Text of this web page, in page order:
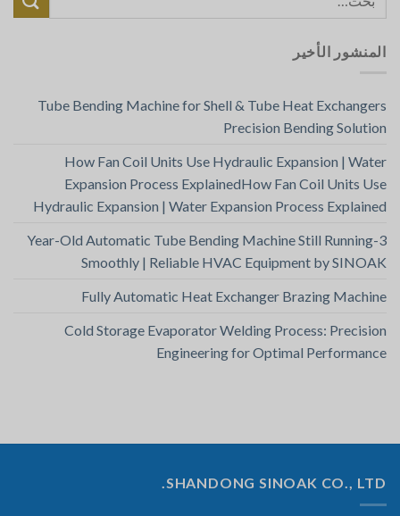
المنشور الأخير
Tube Bending Machine for Shell & Tube Heat Exchangers
Precision Bending Solution
How Fan Coil Units Use Hydraulic Expansion | Water
Expansion Process ExplainedHow Fan Coil Units Use
Hydraulic Expansion | Water Expansion Process Explained
3-Year-Old Automatic Tube Bending Machine Still Running
Smoothly | Reliable HVAC Equipment by SINOAK
Fully Automatic Heat Exchanger Brazing Machine
Cold Storage Evaporator Welding Process: Precision
Engineering for Optimal Performance
SHANDONG SINOAK CO., LTD.